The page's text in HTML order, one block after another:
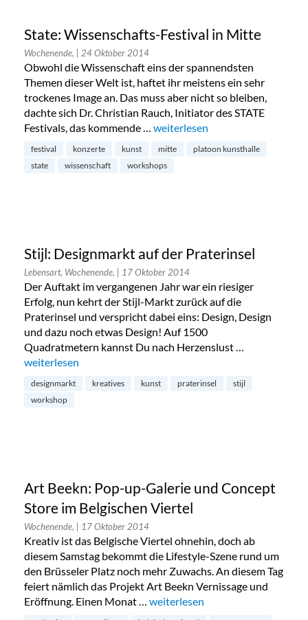
State: Wissenschafts-Festival in Mitte
Wochenende, | 24 Oktober 2014
Obwohl die Wissenschaft eins der spannendsten
Themen dieser Welt ist, haftet ihr meistens ein sehr
trockenes Image an. Das muss aber nicht so bleiben,
dachte sich Dr. Christian Rauch, Initiator des STATE
Festivals, das kommende … „State: Wissenschafts-Festival
weiterlesen
festival konzerte kunst mitte
platoon kunsthalle
state
wissenschaft workshops
Stijl: Designmarkt auf der Praterinsel
Lebensart, Wochenende, | 17 Oktober 2014
Der Auftakt im vergangenen Jahr war ein riesiger
Erfolg, nun kehrt der Stijl-Markt zurück auf die
Praterinsel und verspricht dabei eins: Design, Design
und dazu noch etwas Design! Auf 1500
Quadratmetern kannst Du nach Herzenslust …
„Stijl: Designmarkt auf der Praterinsel“
weiterlesen
designmarkt kreatives kunst praterinsel
stijl
workshop
Art Beekn: Pop-up-Galerie und Concept
Store im Belgischen Viertel
Wochenende, | 17 Oktober 2014
Kreativ ist das Belgische Viertel ohnehin, doch ab
diesem Samstag bekommt die Lifestyle-Szene rund um
den Brüsseler Platz noch mehr Zuwachs. An diesem Tag
feiert nämlich das Projekt Art Beekn Vernissage und
Eröffnung. Einen Monat … „Art Beekn: Pop-up-Galerie und
weiterlesen